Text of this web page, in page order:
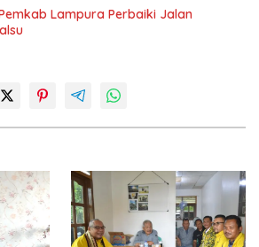
Lampura Perbaiki Jalan